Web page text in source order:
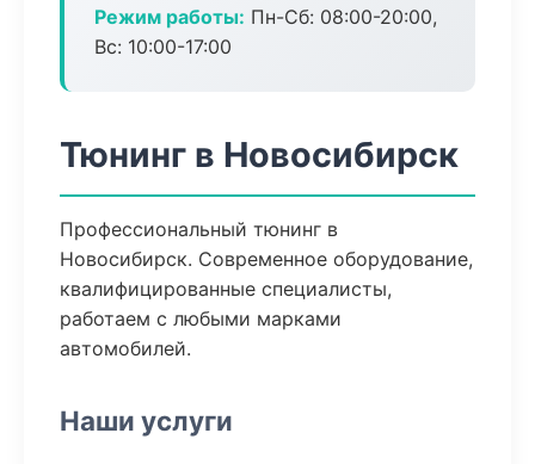
Режим работы: Пн-Сб: 08:00-20:00,
Вс: 10:00-17:00
Тюнинг в Новосибирск
Профессиональный тюнинг в
Новосибирск. Современное оборудование,
квалифицированные специалисты,
работаем с любыми марками
автомобилей.
Наши услуги